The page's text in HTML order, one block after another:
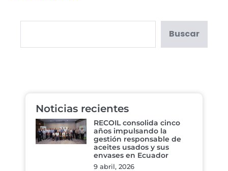
Buscar
Noticias recientes
RECOIL consolida cinco
años impulsando la
gestión responsable de
aceites usados y sus
envases en Ecuador
9 abril, 2026